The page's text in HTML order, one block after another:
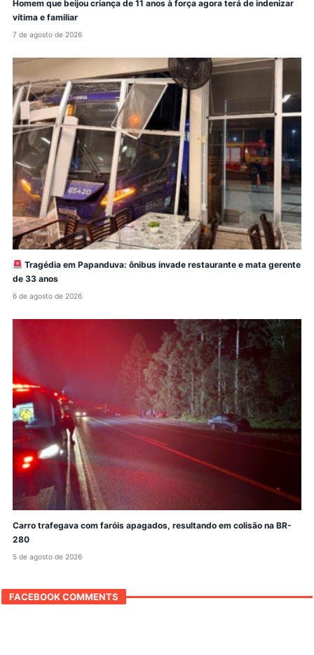
Homem que beijou criança de 11 anos à força agora terá de indenizar
vítima e familiar
7 de agosto de 2026
Tragédia em Papanduva: ônibus invade restaurante e mata gerente
de 33 anos
6 de agosto de 2026
Carro trafegava com faróis apagados, resultando em colisão na BR-
280
5 de agosto de 2026
FACEBOOK COMMENTS